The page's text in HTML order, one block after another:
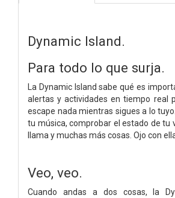
Dynamic Island.
Para todo lo que surja.
La Dynamic Island sabe qué es
alertas y actividades en tiempo real
escape nada mientras sigues a lo
tu música, comprobar el estado de tu
llama y muchas más cosas. Ojo con
Veo, veo.
Cuando andas a dos cosas, la